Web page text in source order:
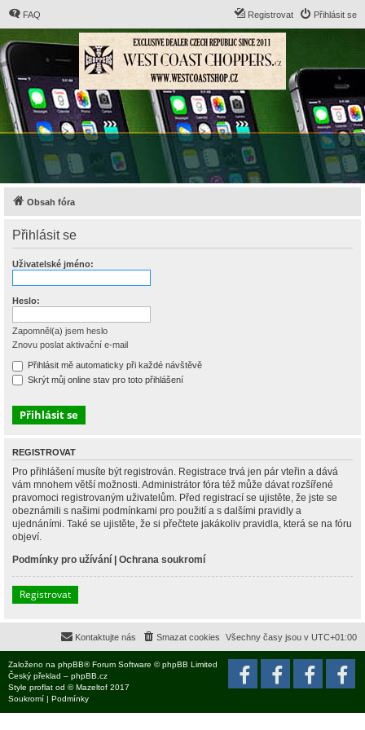
FAQ Přihlásit se
Registrovat
Obsah fóra
Přihlásit se
Uživatelské jméno:
Heslo:
Zapomněl(a) jsem heslo
Znovu poslat aktivační e-mail
Přihlásit mě automaticky při každé návštěvě
Skrýt můj online stav pro toto přihlášení
REGISTROVAT
Pro přihlášení musíte být registrován. Registrace trvá jen pár vteřin a dává
vám mnohem větší možnosti. Administrátor fóra též může dávat rozšířené
pravomoci registrovaným uživatelům. Před registrací se ujistěte, že jste se
obeznámili s našimi podmínkami pro použití a s dalšími pravidly a
ujednáními. Také se ujistěte, že si přečtete jakákoliv pravidla, která se na fóru
objeví.
Podmínky pro užívání | Ochrana soukromí
Registrovat
Všechny časy jsou v UTC+01:00
Smazat cookies
Kontaktujte nás
Založeno na phpBB® Forum Software © phpBB Limited
Český překlad – phpBB.cz
Style proflat od ©Mazeltof 2017
Soukromí | Podmínky